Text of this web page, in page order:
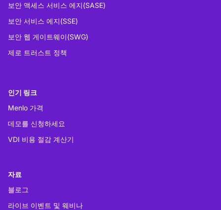
보안 액세스 서비스 에지(SASE)
보안 서비스 에지(SSE)
보안 웹 게이트웨이(SWG)
제로 트러스트 정책
인기 링크
Menlo 가격
데모를 신청하세요
VDI 비용 절감 계산기
자료
블로그
라이브 이벤트 및 웨비나